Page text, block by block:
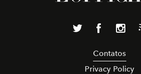
Contatos
Privacy Policy